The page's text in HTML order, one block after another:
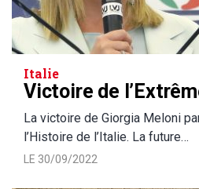
Italie
Victoire de
La victoire de Giorgia Meloni
l’Histoire de l’Italie. La future…
LE 30/09/2022